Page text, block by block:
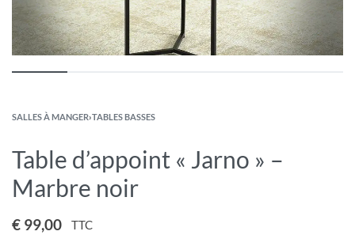
SALLES À MANGER›TABLES BASSES
Table d’appoint « Jarno » –
Marbre noir
€ 99,00 TTC